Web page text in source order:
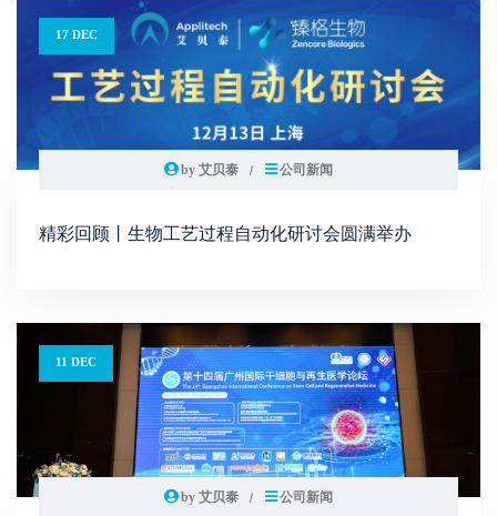
17 DEC
by 艾贝泰 公司新闻
精彩回顾丨生物工艺过程自动化研讨会圆满举办
11 DEC
by 艾贝泰 公司新闻